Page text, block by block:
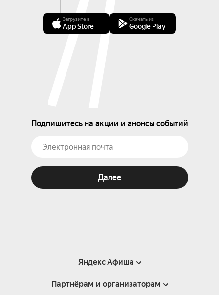
Загрузите в
App Store
Скачать из
Google Play
Подпишитесь на акции и анонсы событий
Далее
Яндекс Афиша
Справка
Партнёрам и организаторам